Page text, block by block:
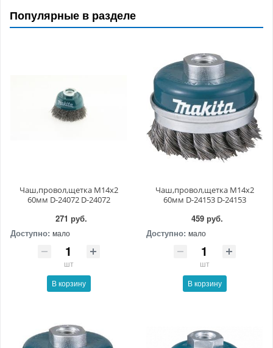
Популярные в разделе
Чаш,провол,щетка M14x2
60мм D-24072 D-24072
271 руб.
Доступно: мало
шт
В корзину
Чаш,провол,щетка M14x2
60мм D-24153 D-24153
459 руб.
Доступно: мало
шт
В корзину